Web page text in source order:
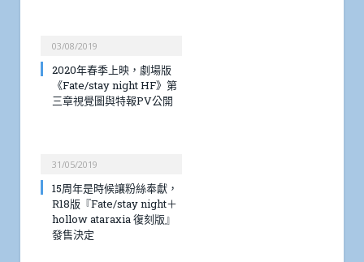
03/08/2019
2020年春季上映，劇場版
《Fate/stay night HF》第
三章視覺圖與特報PV公開
31/05/2019
15周年是時候讓粉絲奉獻，
R18版『Fate/stay night＋
hollow ataraxia 復刻版』
發售決定